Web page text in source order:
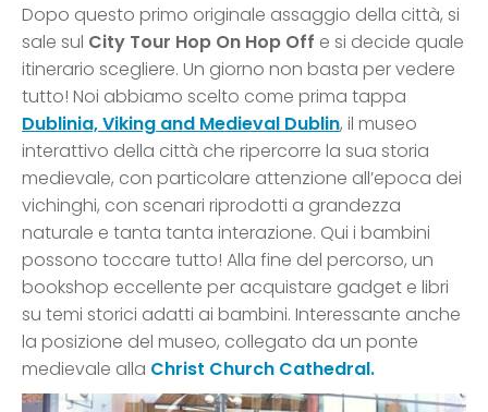
Dopo questo primo originale assaggio della città, si
sale sul City Tour Hop On Hop Off e si decide quale
itinerario scegliere. Un giorno non basta per vedere
tutto! Noi abbiamo scelto come prima tappa
Dublinia, Viking and Medieval Dublin, il museo
interattivo della città che ripercorre la sua storia
medievale, con particolare attenzione all’epoca dei
vichinghi, con scenari riprodotti a grandezza
naturale e tanta tanta interazione. Qui i bambini
possono toccare tutto! Alla fine del percorso, un
bookshop eccellente per acquistare gadget e libri
su temi storici adatti ai bambini. Interessante anche
la posizione del museo, collegato da un ponte
medievale alla Christ Church Cathedral.